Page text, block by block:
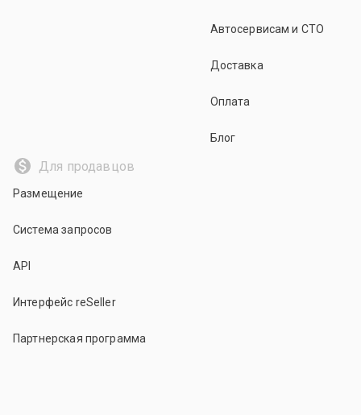
Автосервисам и СТО
Доставка
Оплата
Блог
Для продавцов
Размещение
Система запросов
API
Интерфейс reSeller
Партнерская программа